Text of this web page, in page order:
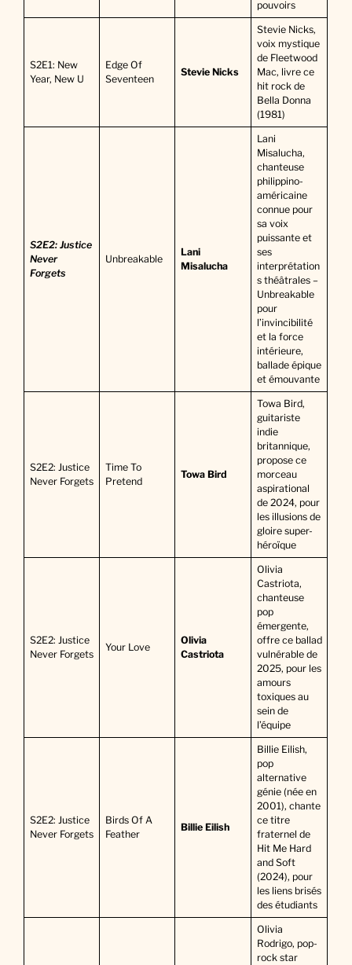
pouvoirs
S2E1: New
Year, New U
Edge Of
Seventeen
Stevie Nicks
Stevie Nicks,
voix mystique
de Fleetwood
Mac, livre ce
hit rock de
Bella Donna
(1981)
S2E2: Justice
Never
Forgets
Unbreakable
Lani
Misalucha
Lani
Misalucha,
chanteuse
philippino-
américaine
connue pour
sa voix
puissante et
ses
interprétation
s théâtrales –
Unbreakable
pour
l’invincibilité
et la force
intérieure,
ballade épique
et émouvante
S2E2: Justice
Never Forgets
Time To
Pretend
Towa Bird
Towa Bird,
guitariste
indie
britannique,
propose ce
morceau
aspirational
de 2024, pour
les illusions de
gloire super-
héroïque
S2E2: Justice
Never Forgets
Your Love
Olivia
Castriota
Olivia
Castriota,
chanteuse
pop
émergente,
offre ce ballad
vulnérable de
2025, pour les
amours
toxiques au
sein de
l’équipe
S2E2: Justice
Never Forgets
Birds Of A
Feather
Billie Eilish
Billie Eilish,
pop
alternative
génie (née en
2001), chante
ce titre
fraternel de
Hit Me Hard
and Soft
(2024), pour
les liens brisés
des étudiants
Olivia
Rodrigo, pop-
rock star